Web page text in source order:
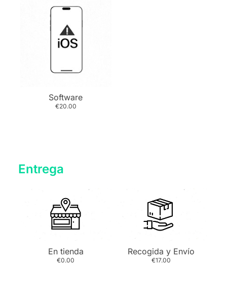
Software
€20.00
Entrega
En tienda
€0.00
Recogida y Envío
€17.00